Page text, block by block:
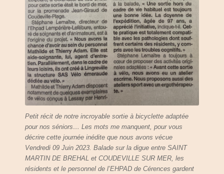
Petit récit de notre incroyable sortie à bicyclette adaptée
pour nos séniors… Les mots me manquent, pour vous
décrire cette journée inédite que nous avons vécue
Vendredi 09 Juin 2023. Balade sur la digue entre SAINT
MARTIN DE BREHAL et COUDEVILLE SUR MER, les
résidents et le personnel de l’EHPAD de Cérences gardent